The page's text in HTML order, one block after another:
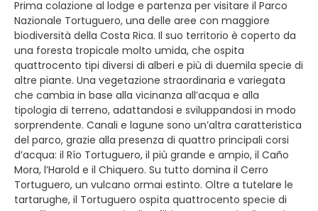
Prima colazione al lodge e partenza per visitare il Parco
Nazionale Tortuguero, una delle aree con maggiore
biodiversità della Costa Rica. Il suo territorio è coperto da
una foresta tropicale molto umida, che ospita
quattrocento tipi diversi di alberi e più di duemila specie di
altre piante. Una vegetazione straordinaria e variegata
che cambia in base alla vicinanza all’acqua e alla
tipologia di terreno, adattandosi e sviluppandosi in modo
sorprendente. Canali e lagune sono un’altra caratteristica
del parco, grazie alla presenza di quattro principali corsi
d’acqua: il Río Tortuguero, il più grande e ampio, il Caño
Mora, l’Harold e il Chiquero. Su tutto domina il Cerro
Tortuguero, un vulcano ormai estinto. Oltre a tutelare le
tartarughe, il Tortuguero ospita quattrocento specie di